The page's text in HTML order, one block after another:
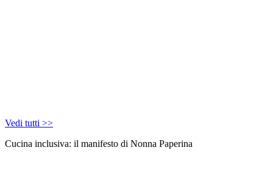
Vedi tutti >>
Cucina inclusiva: il manifesto di Nonna Paperina